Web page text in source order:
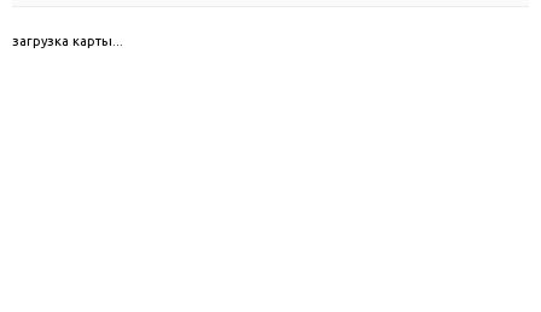
загрузка карты...